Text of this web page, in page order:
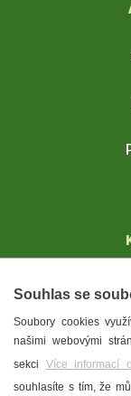
Souhlas se
Soubory cookies
našimi webovými
sekci Více informací
souhlasíte s tím, že